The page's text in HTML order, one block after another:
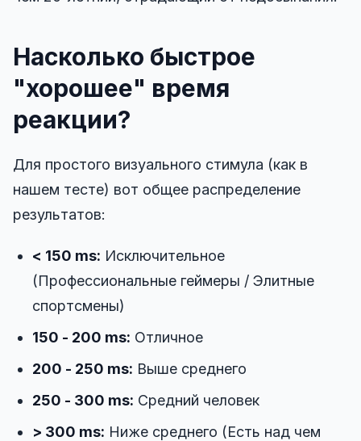
Насколько быстрое
"хорошее" время
реакции?
Для простого визуального стимула (как в
нашем тесте) вот общее распределение
результатов:
< 150 ms: Исключительное
(Профессиональные геймеры / Элитные
спортсмены)
150 - 200 ms: Отличное
200 - 250 ms: Выше среднего
250 - 300 ms: Средний человек
> 300 ms: Ниже среднего (Есть над чем